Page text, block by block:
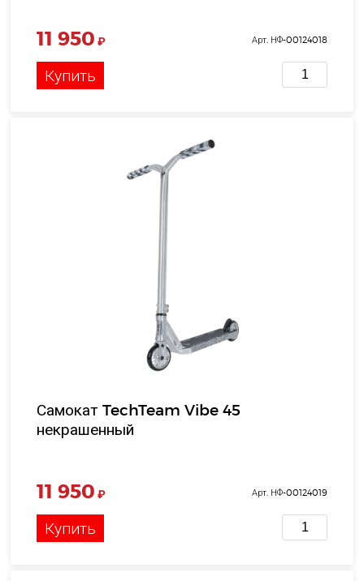
11 950 ₽ Арт. НФ-00124018
Купить
Самокат TechTeam Vibe 45
некрашенный
11 950 ₽ Арт. НФ-00124019
Купить